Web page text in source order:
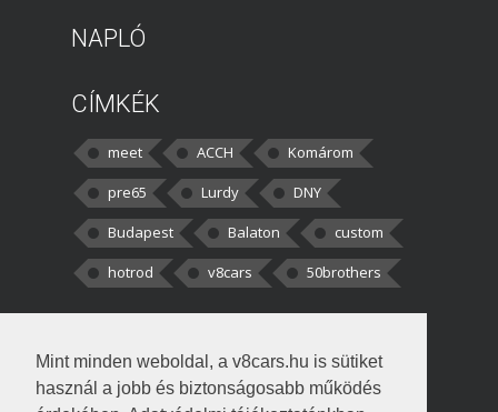
Mint minden weboldal, a v8cars.hu is sütiket
használ a jobb és biztonságosabb működés
NAPLÓ
CÍMKÉK
meet ACCH
Komárom
pre65
Lurdy
DNY
Budapest
Balaton
custom
hotrod
v8cars 50brothers
kortisz:Elszúrtam! Én csak két
darabbaal számoltam. Nem tudtam, hogy fél autót,